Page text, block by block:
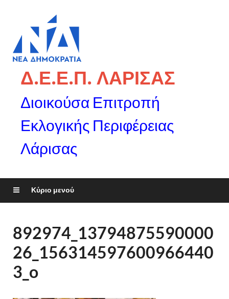
Δ.Ε.Ε.Π. ΛΑΡΙΣΑΣ
Διοικούσα Επιτροπή
Εκλογικής Περιφέρειας
Λάρισας
Κύριο μενού
892974_13794875590000
26_156314597600966440
3_o